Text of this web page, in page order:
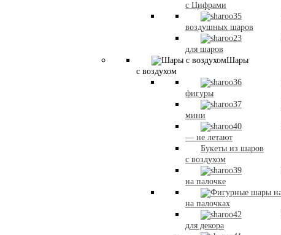
с Цифрами
воздушных шаров
для шаров
Шары
с воздухом
фигуры
мини
— не летают
Букеты из шаров
с воздухом
на палочке
на палочках
для декора